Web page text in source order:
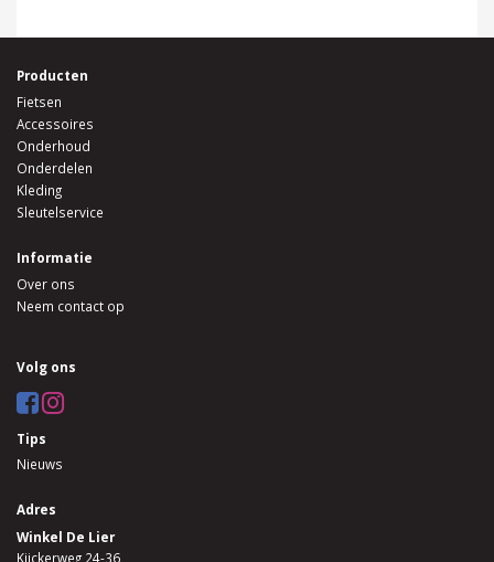
Producten
Fietsen
Accessoires
Onderhoud
Onderdelen
Kleding
Sleutelservice
Informatie
Over ons
Neem contact op
Volg ons
Tips
Nieuws
Adres
Winkel De Lier
Kijckerweg 24-36